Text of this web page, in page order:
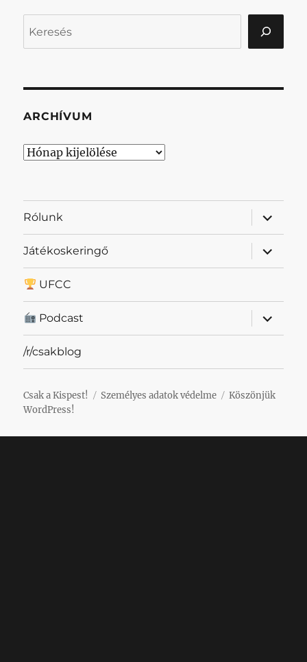
ARCHÍVUM
Archívum
Rólunk
almenü
Játékoskeringő
almenü
UFCC
Podcast
almenü
/r/csakblog
Csak a Kispest! Személyes adatok védelme
Köszönjük
WordPress!